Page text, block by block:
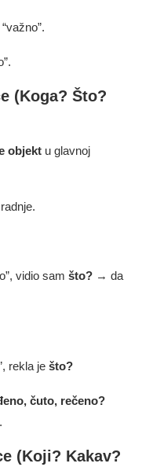
(Koga? Što?
objekt u glavnoj
vidio sam što? → da
rekla je što?
čuto, rečeno?
(Koji? Kakav?